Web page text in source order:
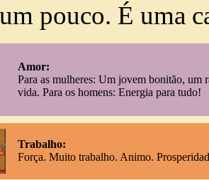
pouco. É uma
Amor:
Para as mulheres: Um jovem bonitão, um
vida. Para os homens: Energia para tudo!
Trabalho:
Força. Muito trabalho. Animo.